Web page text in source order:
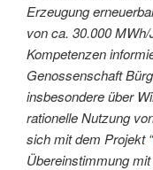
Erzeugung
von ca. 30.000
Kompetenzen
Genossenschaft
insbesondere über
rationelle Nutzung
sich mit dem Projekt “
Übereinstimmung